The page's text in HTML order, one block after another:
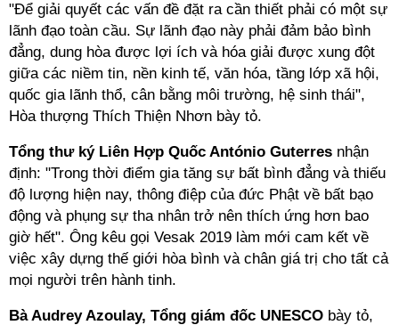
"Để giải quyết các vấn đề đặt ra cần thiết phải có một sự
lãnh đạo toàn cầu. Sự lãnh đạo này phải đảm bảo bình
đẳng, dung hòa được lợi ích và hóa giải được xung đột
giữa các niềm tin, nền kinh tế, văn hóa, tầng lớp xã hội,
quốc gia lãnh thổ, cân bằng môi trường, hệ sinh thái",
Hòa thượng Thích Thiện Nhơn bày tỏ.
Tổng thư ký Liên Hợp Quốc António Guterres nhận
định: "Trong thời điểm gia tăng sự bất bình đẳng và thiếu
độ lượng hiện nay, thông điệp của đức Phật về bất bạo
động và phụng sự tha nhân trở nên thích ứng hơn bao
giờ hết". Ông kêu gọi Vesak 2019 làm mới cam kết về
việc xây dựng thế giới hòa bình và chân giá trị cho tất cả
mọi người trên hành tinh.
Bà Audrey Azoulay, Tổng giám đốc UNESCO bày tỏ,